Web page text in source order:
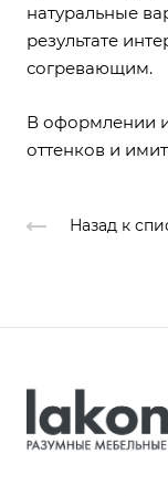
натуральные
результате
согревающим.
В оформлении
оттенков и
Назад к